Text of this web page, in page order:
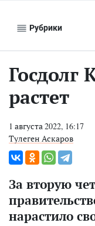
Рубрики
Госдолг
растет
1 августа 2022, 16:17
Тулеген Аскаров
За вторую
нарастило